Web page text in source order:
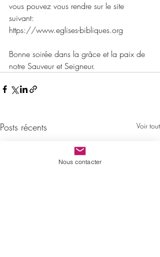
vous pouvez vous rendre sur le site
suivant:
https://www.eglises-bibliques.org
Bonne soirée dans la grâce et la paix de
notre Sauveur et Seigneur.
Posts récents Voir tout
Nous contacter